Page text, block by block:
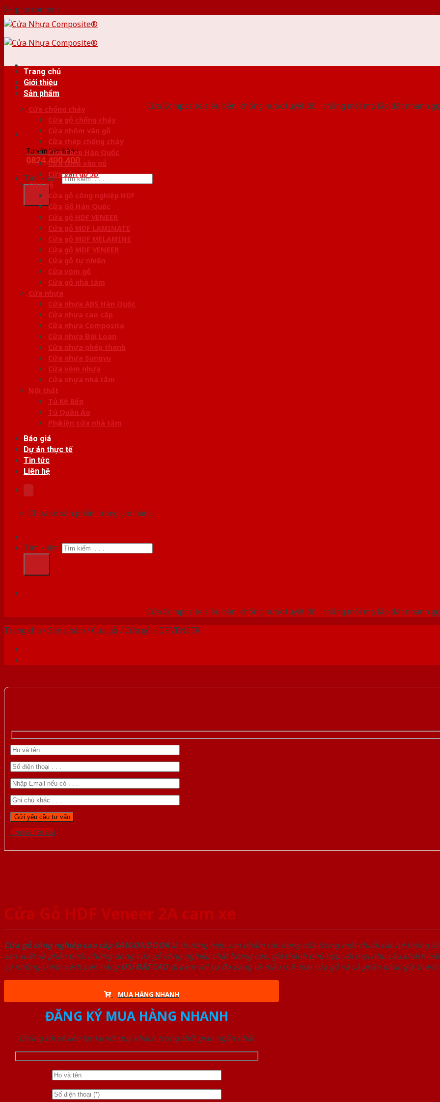
Skip to content
Cửa Composite siêu bền, chống nước tuyệt đối, chống mối mọt, lắp đặt nhanh gọn
Tư vấn bán hàng
0824.400.400
Tìm kiếm:
Trang chủ
Giới thiệu
Sản phẩm
Cửa chống cháy
Cửa gỗ chống cháy
Cửa nhôm vân gỗ
Cửa thép chống cháy
Cửa Thép Hàn Quốc
Cửa thép vân gỗ
Cửa vân gỗ 5D
Cửa gỗ
Cửa gỗ công nghiệp HDF
Cửa Gỗ Hàn Quốc
Cửa gỗ HDF VENEER
Cửa gỗ MDF LAMINATE
Cửa gỗ MDF MELAMINE
Cửa gỗ MDF VENEER
Cửa gỗ tự nhiên
Cửa vòm gỗ
Cửa gỗ nhà tắm
Cửa nhựa
Cửa nhựa ABS Hàn Quốc
Cửa nhựa cao cấp
Cửa nhựa Composite
Cửa nhựa Đài Loan
Cửa nhựa ghép thanh
Cửa nhựa Sungyu
Cửa vòm nhựa
Cửa nhựa nhà tắm
Nội thất
Tủ Kệ Bếp
Tủ Quần Áo
Phụ kiện cửa nhà tắm
Báo giá
Dự án thực tế
Tin tức
Liên hệ
Chưa có sản phẩm trong giỏ hàng.
Tìm kiếm:
Cửa Composite siêu bền, chống nước tuyệt đối, chống mối mọt, lắp đặt nhanh gọn
Trang chủ /Sản phẩm /Cửa gỗ /Cửa gỗ HDF VENEER
Gọi 0976.169.864
Cửa Gỗ HDF Veneer 2A cam xe
Cửa gỗ công nghiệp cao cấp SAIGONDOORlà thương hiệu sản phẩm các dòng cửa trong một chuỗi các hệ thống
sản xuất và phân phối những dòng cửa gỗ công nghiệp chất lượng cao, giá thành phù hợp với mọi nhu cầu khách
có những chính sách bán hàng ƯU ĐÃI CAOđi kèm với sự đa dạng về mẫu mã, loại cửa gỗ và cả phân khúc giá thành.
MUA HÀNG NHANH
ĐĂNG KÝ MUA HÀNG NHANH
Chúng tôi sẽ liên lạc lại với quý khách trong thời gian ngắn nhất